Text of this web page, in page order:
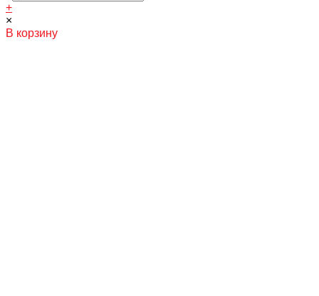
+
×
В корзину